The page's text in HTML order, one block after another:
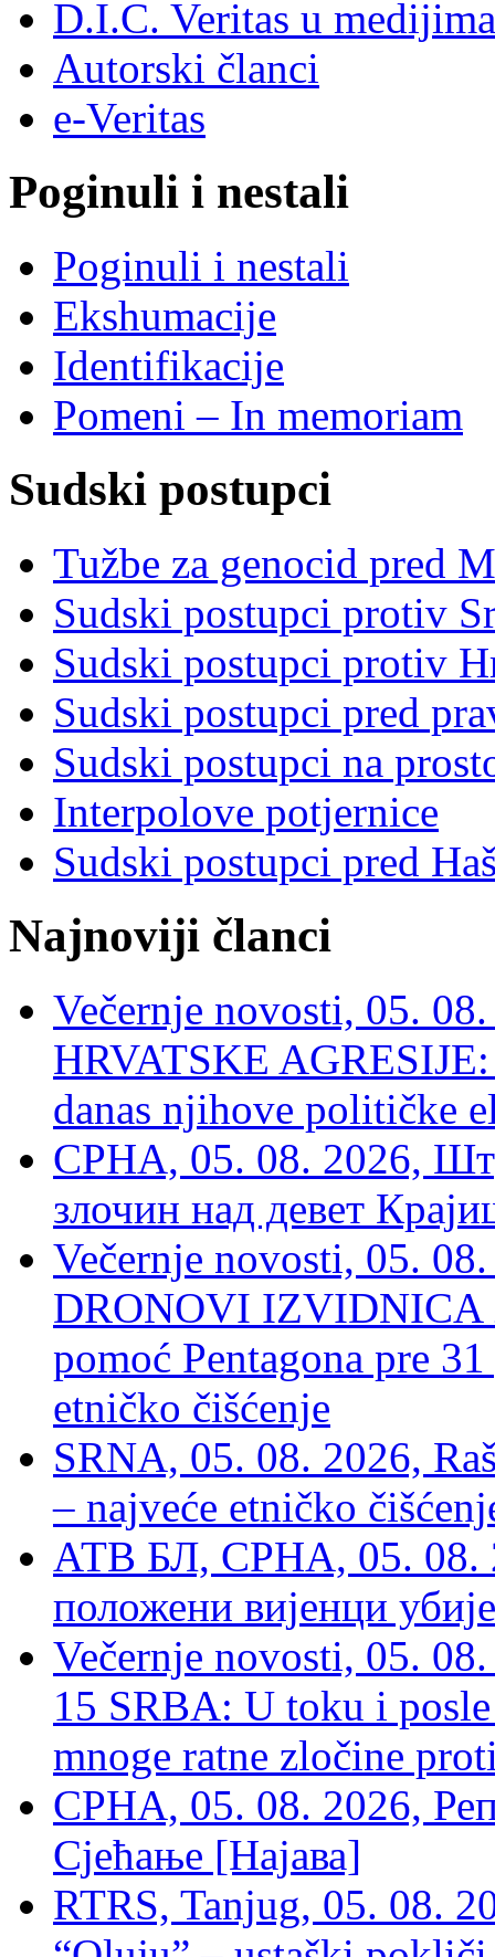
D.I.C. Veritas u medijima
Autorski članci
e-Veritas
Poginuli i nestali
Poginuli i nestali
Ekshumacije
Identifikacije
Pomeni – In memoriam
Sudski postupci
Tužbe za genocid pred
Sudski postupci protiv
Sudski postupci protiv
Sudski postupci pred
Sudski postupci na
Interpolove potjernice
Sudski postupci pred
Najnoviji članci
Večernje novosti, 05.
HRVATSKE
danas njihove političke
СРНА, 05. 08. 2026,
злочин над девет
Večernje novosti, 05.
DRONOVI IZVIDNICA
pomoć Pentagona pre
etničko čišćenje
SRNA, 05. 08. 2026,
– najveće etničko
АТВ БЛ, СРНА, 05. 08.
положени вијенци
Večernje novosti, 05.
15 SRBA: U toku i
mnoge ratne zločine
СРНА, 05. 08. 2026,
Сјећање [Најава]
RTRS, Tanjug, 05. 08.